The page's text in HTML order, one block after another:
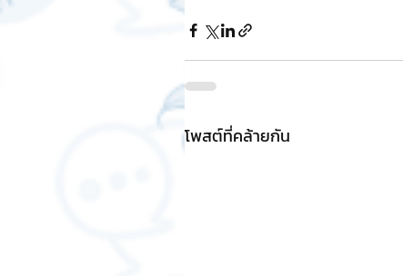
โพสต์ที่คล้ายกัน